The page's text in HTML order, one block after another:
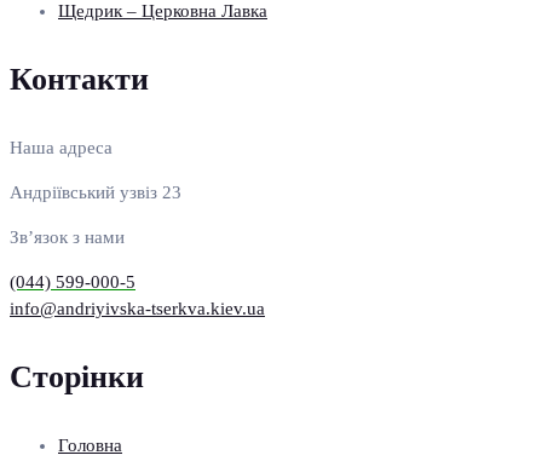
Щедрик – Церковна Лавка
Контакти
Наша адреса
Андріївський узвіз 23
Зв’язок з нами
(044) 599-000-5
info@andriyivska-tserkva.kiev.ua
Сторінки
Головна